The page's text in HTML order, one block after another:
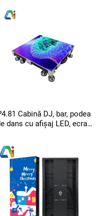
Cabină DJ, bar, podea
dans cu afișaj LED, ecran